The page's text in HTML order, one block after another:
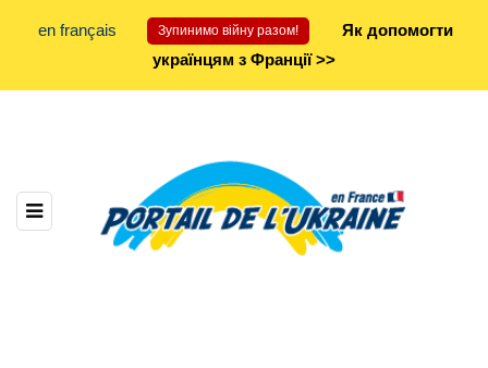
en français Зупинимо війну разом!
Як допомогти
українцям з Франції >>